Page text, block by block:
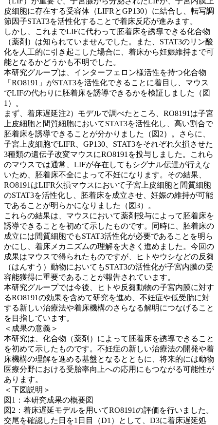
皮細胞に存在する受容体（LIFRとGP130）に結合し、転写調
節因子STAT3を活性化することで着床反応が進みます。
しかし、これまでLIFに代わって胚着床を誘導できる化合物
（薬剤）は知られていませんでした。また、STAT3のリン酸
化を人工的に引き起こした場合に、着床から妊娠維持まで可
能となるかどうかも不明でした。
本研究グループは、インターフェロン様活性を持つ化合物
「RO8191」がSTAT3を活性化できることに着目し、マウス
でLIFの代わりに胚着床を誘導できるかを検証しました（図
1）。
まず、着床遅延注2）モデルで調べたところ、RO8191は子宮
上皮細胞と間質細胞においてSTAT3を活性化し、高い割合で
胚着床を誘導できることが分かりました（図2）。さらに、
子宮上皮細胞でLIFR、GP130、STAT3をそれぞれ欠損させた
3種類の遺伝子改変マウスにRO8191を投与しました。これら
のマウスでは通常、LIFが存在してもシグナル伝達が行えな
いため、胚着床不全によって不妊になります。その結果、
RO8191はLIFR欠損マウスにおいて子宮上皮細胞と間質細胞
のSTAT3を活性化し、胚着床を成立させ、妊娠の維持が可能
であることが明らかになりました（図3）。
これらの結果は、マウスにおいて薬剤投与によって胚着床を
誘導できることを初めて示したものです。同時に、胚着床の
成立には間質細胞でもSTAT3活性化が必要であることを明ら
かにし、着床メカニズムの理解を大きく進めました。今回の
成果はマウスで得られたものですが、ヒトやウシなどの反芻
（はんすう）動物においてもSTAT3の活性化が子宮内膜の受
容能獲得に重要であることが報告されています。
本研究グループでは今後、ヒトや反芻動物の子宮内膜に対す
るRO8191の効果を含めて研究を進め、不妊症や低受胎に対
する新しい治療法や着床機構のさらなる解明につなげること
を目指しています。
＜成果の意義＞
本研究は、化合物（薬剤）によって胚着床を誘導できること
を初めて示したものです。不妊症の新しい治療法の開発や着
床機構の理解を進める基盤となるとともに、将来的には動物
医療分野における受胎率向上への応用にもつながる可能性が
あります。
＜下図説明＞
図1：本研究成果の概要図
図2：着床遅延モデルを用いてRO8191の評価を行いました。
交尾を確認した日を1日目（D1）として、D3に着床遅延処